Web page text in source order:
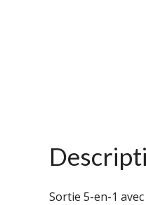
Sortie 5-en-1